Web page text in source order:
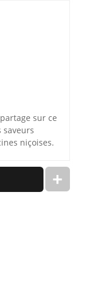
sur ce
saveurs
niçoises.